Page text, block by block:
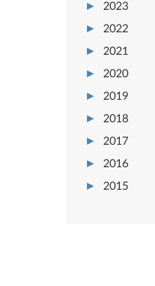
2023
2022
2021
2020
2019
2018
2017
2016
2015